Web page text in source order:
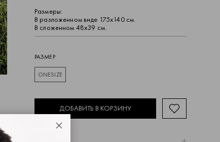
Закрыть
Размеры:
В разложенном виде 175х140 см.
В сложенном 48х39 см.
РАЗМЕР
ONESIZE
ДОБАВИТЬ В КОРЗИНУ